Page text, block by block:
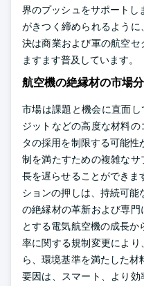
界のプッシュをサポートし
がきつく締められるよう
決は商業および軍の航空
ますます普及しています。
航空機の絶縁材の市場
市場は課題と機会に直面
ジットなどの高度な材料
タの採用を制限する可能
制を満たすための複雑な
長を遅らせることができま
ションの押しは、持続可
の絶縁材の革新および専
とする電気航空機の成長
率に関する規制変更によ
ら、環境基準を満たした
要因は、スマート、より